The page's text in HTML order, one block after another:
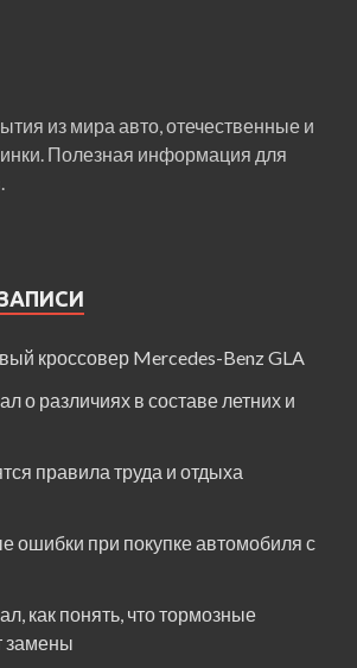
из мира авто, отечественные и
Полезная информация для
кроссовер Mercedes-Benz GLA
о различиях в составе летних и
правила труда и отдыха
ошибки при покупке автомобиля с
как понять, что тормозные
замены